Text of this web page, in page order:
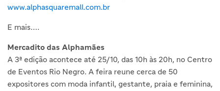
www.alphasquaremall.com.br
E mais….
Mercadito das Alphamães
A 3ª edição acontece até 25/10, das 10h às 20h, no Centro
de Eventos Rio Negro. A feira reune cerca de 50
expositores com moda infantil, gestante, praia e feminina,